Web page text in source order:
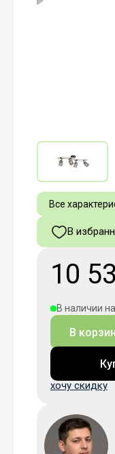
Все
В
10
В наличии
В
хочу скидку